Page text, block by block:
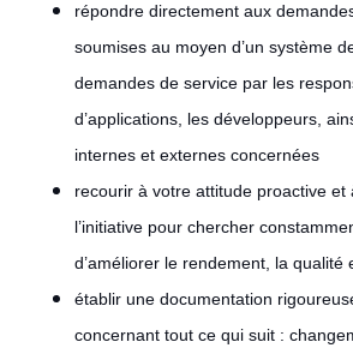
répondre directement aux
soumises au moyen d’un système
demandes de service par les
d’applications, les développeurs,
internes et externes concernées
recourir à votre attitude proactive et
l’initiative pour chercher
d’améliorer le rendement, la qualité
établir une documentation
concernant tout ce qui suit :